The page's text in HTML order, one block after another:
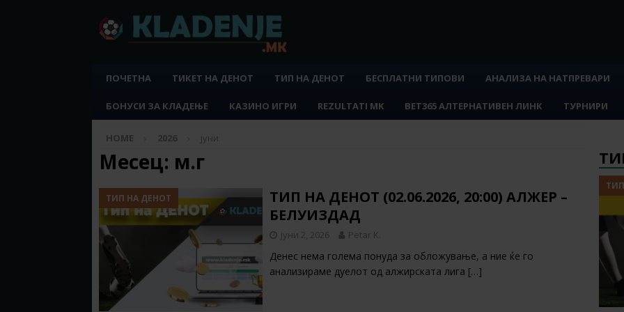
ПОЧЕТНА ТИКЕТ НА ДЕНОТ ТИП НА ДЕНОТ БЕСПЛАТНИ ТИПОВИ АНАЛИЗА НА НАТПРЕВАРИ
БОНУСИ ЗА КЛАДЕЊЕ КАЗИНО ИГРИ REZULTATI MK BET365 АЛТЕРНАТИВЕН ЛИНК ТУРНИРИ
HOME 2026 јуни
Месец: м.г
ТИП НА ДЕНОТ
ТИП НА ДЕНОТ (02.06.2026, 20:00) АЛЖЕР –
БЕЛУИЗДАД
јуни 2, 2026 Petar K.
Денес нема голема понуда за обложување, а ние ќе го
анализираме дуелот од алжирската лига […]